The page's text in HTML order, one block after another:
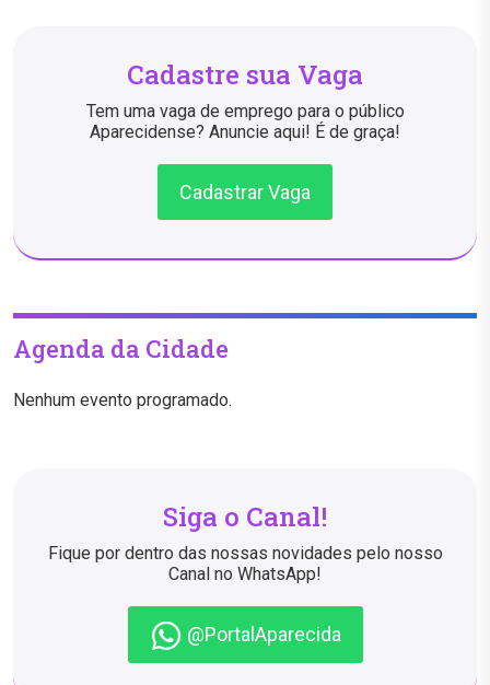
Cadastre sua Vaga
Tem uma vaga de emprego para o público
Aparecidense? Anuncie aqui! É de graça!
Cadastrar Vaga
Agenda da Cidade
Nenhum evento programado.
Siga o Canal!
Fique por dentro das nossas novidades pelo nosso
Canal no WhatsApp!
@PortalAparecida